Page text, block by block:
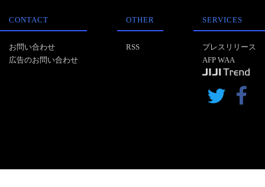
CONTACT
お問い合わせ
広告のお問い合わせ
OTHER
RSS
SERVICES
プレスリリース
AFP WAA